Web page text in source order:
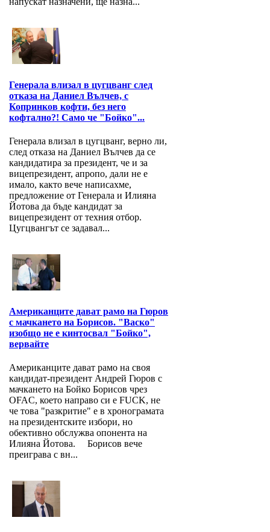
Генерала влизал в цугцванг след
отказа на Даниел Вълчев, с
Копринков кофти, без него
кофтално?! Само че "Бойко"...
Генерала влизал в цугцванг, верно ли,
след отказа на Даниел Вълчев да се
кандидатира за президент, че и за
вицепрезидент, апропо, дали не е
имало, както вече написахме,
предложение от Генерала и Илияна
Йотова да бъде кандидат за
вицепрезидент от техния отбор.
Цугцвангът се задавал...
Американците дават рамо на Гюров
с мачкането на Борисов. "Васко"
изобщо не е кинтосвал "Бойко",
вервайте
Американците дават рамо на своя
кандидат-президент Андрей Гюров с
мачкането на Бойко Борисов чрез
OFAC, което направо си е FUCK, не
че това "разкритие" е в хронограмата
на президентските избори, но
обективно обслужва опонента на
Илияна Йотова. Борисов вече
преиграва с вн...